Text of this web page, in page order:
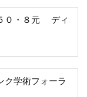
０・８元 ディ
ク学術フォーラ